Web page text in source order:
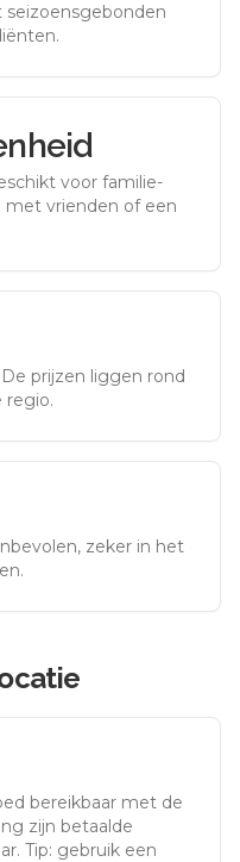
voor familie-
met vrienden of een
De prijzen liggen rond
regio.
zeker in het
bereikbaar met de
zijn betaalde
Tip: gebruik een